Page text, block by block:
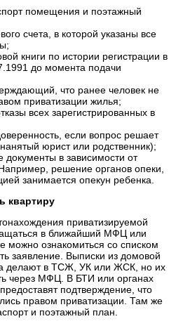
помещения и поэтажный
счета, в которой указаны все
книги по истории регистрации в
до момента подачи
что ранее человек не
приватизации жилья;
всех зарегистрированных в
если вопрос решает
юрист или родственник);
документы в зависимости от
решение органов опеки,
занимается опекун ребенка.
квартиру
приватизируемой
в ближайший МФЦ или
можно ознакомиться со списком
заявление. Выписки из домовой
делают в ТСЖ, УК или ЖСК, но их
через МФЦ. В БТИ или органах
подтверждение, что
правом приватизации. Там же
и поэтажный план.